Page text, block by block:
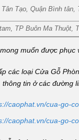
Tạo, Quận Bình tân,
TP Buôn Ma Thuột,
muốn được phục
các loạiCửa Gỗ
thông tin ở các đường
caophat.vn/cua-go-
caophat.vn/cua-go-